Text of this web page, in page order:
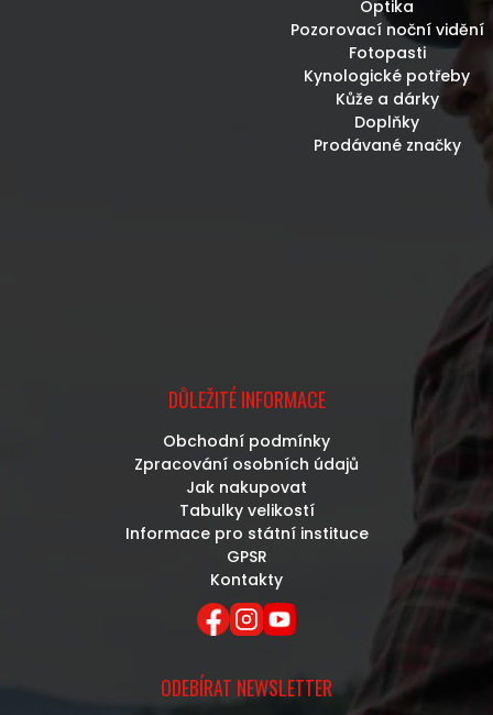
Optika
Pozorovací noční vidění
Fotopasti
Kynologické potřeby
Kůže a dárky
Doplňky
Prodávané značky
DŮLEŽITÉ INFORMACE
Obchodní podmínky
Zpracování osobních údajů
Jak nakupovat
Tabulky velikostí
Informace pro státní instituce
GPSR
Kontakty
ODEBÍRAT NEWSLETTER